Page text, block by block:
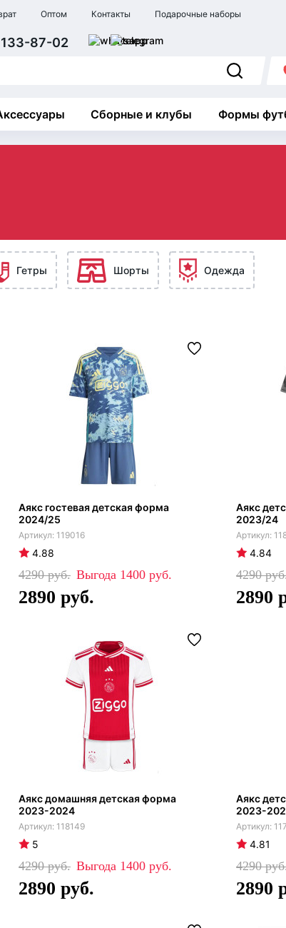
Оптом Контакты Подарочные наборы
87-02
Сборные и клубы Формы
Гетры Шорты Одежда
Аякс гостевая детская форма
2024/25
119016
4.88
4290 1400
2890
Аякс
2023/24
4.84
4290
2890
Аякс домашняя детская форма
2023-2024
118149
5
4290 1400
2890
Аякс
2023-
4.81
4290
2890